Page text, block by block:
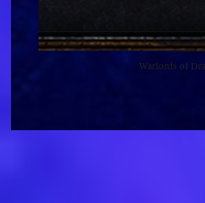
Warlords of